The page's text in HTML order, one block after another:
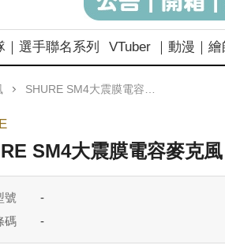
｜選手聯名系列 VTuber ｜動漫｜
SHURE SM4大震膜電容麥克風 XLR
SM4大震膜電容麥克
號
-
碼
-